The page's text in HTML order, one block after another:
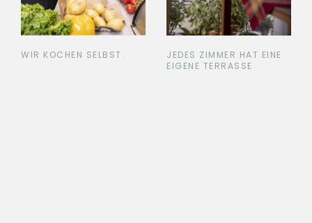
WIR KOCHEN SELBST.
JEDES ZIMMER HAT EINE
EIGENE TERRASSE